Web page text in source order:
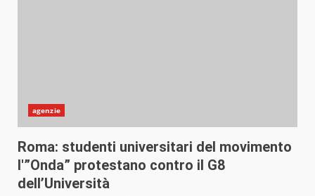
agenzie
Roma: studenti universitari del movimento
l'”Onda” protestano contro il G8
dell’Università